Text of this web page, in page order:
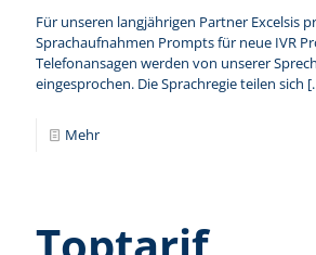
Für unseren langjährigen Partner Excelsis
Sprachaufnahmen Prompts für neue IVR
Telefonansagen werden von unserer
eingesprochen. Die Sprachregie teilen sich
Mehr